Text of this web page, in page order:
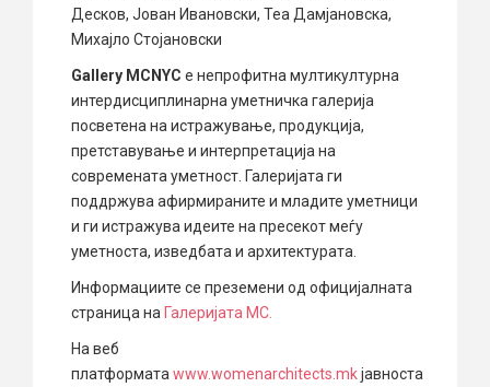
Десков, Јован Ивановски, Теа Дамјановска,
Михајло Стојановски
Gallery MCNYC е непрофитна мултикултурна
интердисциплинарна уметничка галерија
посветена на истражување, продукција,
претставување и интерпретација на
современата уметност. Галеријата ги
поддржува афирмираните и младите уметници
и ги истражува идеите на пресекот меѓу
уметноста, изведбата и архитектурата.
Информациите се преземени од официјалната
страница на Галеријата MC.
На веб
платформата www.womenarchitects.mkјавноста